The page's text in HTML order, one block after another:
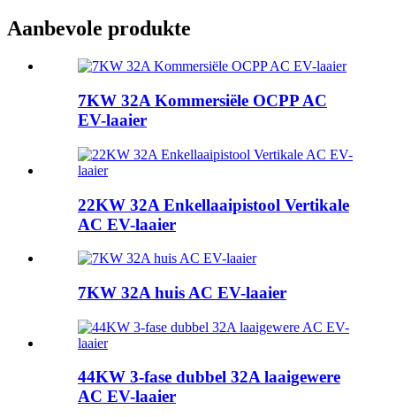
Aanbevole produkte
7KW 32A Kommersiële OCPP AC
EV-laaier
22KW 32A Enkellaaipistool Vertikale
AC EV-laaier
7KW 32A huis AC EV-laaier
44KW 3-fase dubbel 32A laaigewere
AC EV-laaier